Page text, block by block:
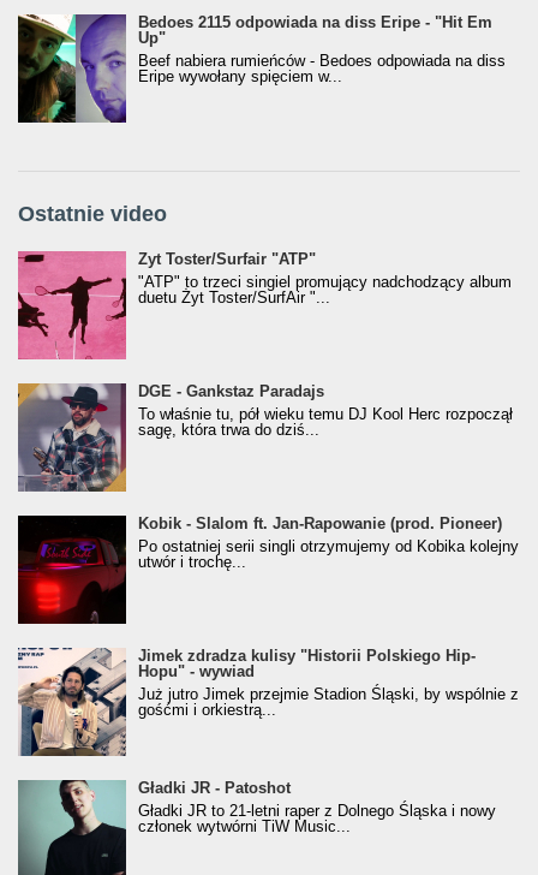
Bedoes 2115 odpowiada na diss Eripe - "Hit Em
Up"
Beef nabiera rumieńców - Bedoes odpowiada na diss
Eripe wywołany spięciem w...
Ostatnie video
Żyt Toster/SurfAir - ATP VIDEO
Żyt Toster/Surfair "ATP"
"ATP" to trzeci singiel promujący nadchodzący album
duetu Żyt Toster/SurfAir "...
donGURALesko z nagrodą za
Klasyczny/Trueschoolowy Album Roku
(Popkillery 2023)
DGE - Gankstaz Paradajs
To właśnie tu, pół wieku temu DJ Kool Herc rozpoczął
sagę, która trwa do dziś...
Kobik - Slalom ft. Jan-Rapowanie (prod. Pioneer)
[Official Music Visualiser]
Kobik - Slalom ft. Jan-Rapowanie (prod. Pioneer)
Po ostatniej serii singli otrzymujemy od Kobika kolejny
utwór i trochę...
Jimek zdradza kulisy "Historii Polskiego Hip-
Hopu" - wywiad
Jimek zdradza kulisy "Historii Polskiego Hip-
Hopu" - wywiad
Już jutro Jimek przejmie Stadion Śląski, by wspólnie z
gośćmi i orkiestrą...
Gładki JR - Patoshot
Gładki JR - Patoshot
Gładki JR to 21-letni raper z Dolnego Śląska i nowy
członek wytwórni TiW Music...